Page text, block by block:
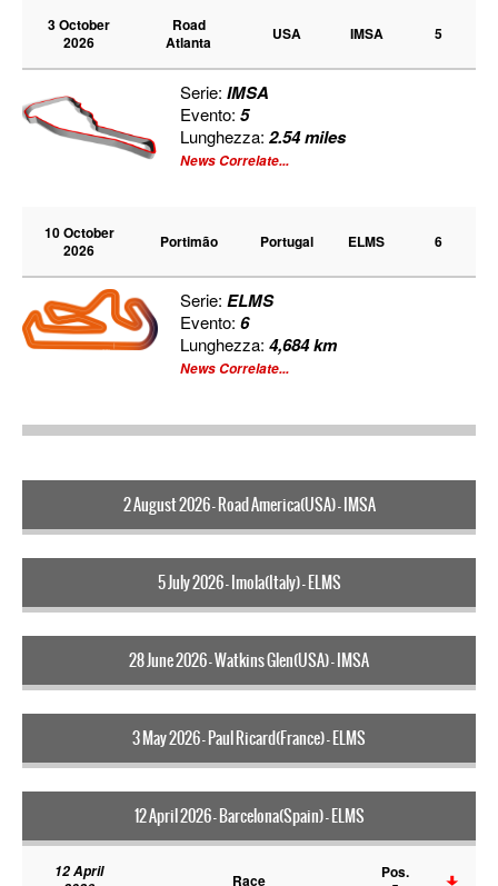
3 October
2026
Road
Atlanta
USA IMSA 5
Serie:IMSA
Evento:5
Lunghezza:2.54 miles
News Correlate...
10 October
2026
Portimão Portugal ELMS 6
Serie:ELMS
Evento:6
Lunghezza:4,684 km
News Correlate...
2 August 2026 - Road America(USA) - IMSA
5 July 2026 - Imola(Italy) - ELMS
28 June 2026 - Watkins Glen(USA) - IMSA
3 May 2026 - Paul Ricard(France) - ELMS
12 April 2026 - Barcelona(Spain) - ELMS
12 April
Race
Pos.